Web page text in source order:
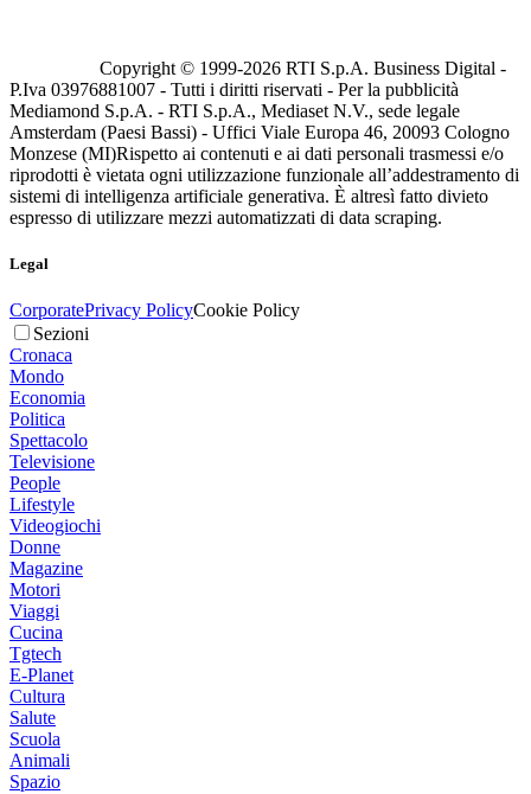
Copyright © 1999-2026 RTI S.p.A. Business Digital -
P.Iva 03976881007 - Tutti i diritti riservati - Per la pubblicità
Mediamond S.p.A. - RTI S.p.A., Mediaset N.V., sede legale
Amsterdam (Paesi Bassi) - Uffici Viale Europa 46, 20093 Cologno
Monzese (MI)Rispetto ai contenuti e ai dati personali trasmessi e/o
riprodotti è vietata ogni utilizzazione funzionale all’addestramento di
sistemi di intelligenza artificiale generativa. È altresì fatto divieto
espresso di utilizzare mezzi automatizzati di data scraping.
Legal
CorporatePrivacy PolicyCookie Policy
Sezioni
Cronaca
Mondo
Economia
Politica
Spettacolo
Televisione
People
Lifestyle
Videogiochi
Donne
Magazine
Motori
Viaggi
Cucina
Tgtech
E-Planet
Cultura
Salute
Scuola
Animali
Spazio